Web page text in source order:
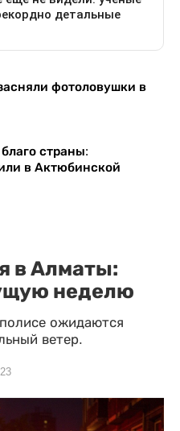
фотоловушки в
страны:
в Актюбинской
в Алматы:
неделю
ожидаются
ветер.